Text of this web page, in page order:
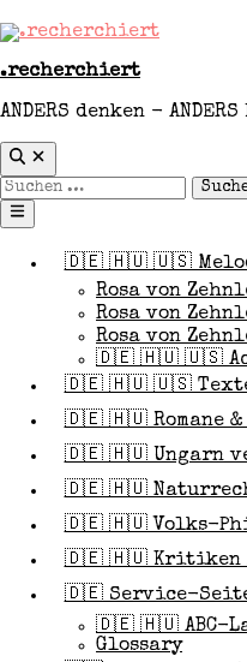
Inhalt
springen
.recherchiert
ANDERS denken -
Suche
öffnen
Suchen
nach:
Hauptmenü
🇩🇪 🇭🇺 🇺🇸
Rosa von
Rosa von
Rosa von
🇩🇪 🇭🇺 🇺🇸
🇩🇪 🇭🇺 🇺🇸 Texte
🇩🇪 🇭🇺 Romane &
🇩🇪 🇭🇺 Ungarn
🇩🇪 🇭🇺
🇩🇪 🇭🇺 Volks-
🇩🇪 🇭🇺 Kritiken
🇩🇪 Service-
🇩🇪 🇭🇺 ABC-
Glossary